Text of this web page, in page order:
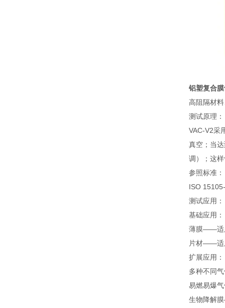
铝塑复合
高阻隔材
测试原理：
VAC-V2采
真空；当
调）；这
参照标准：
ISO
测试应用：
基础应用：
薄膜——适
片材——适
扩展应用：
多种不同
易燃易爆
生物降解